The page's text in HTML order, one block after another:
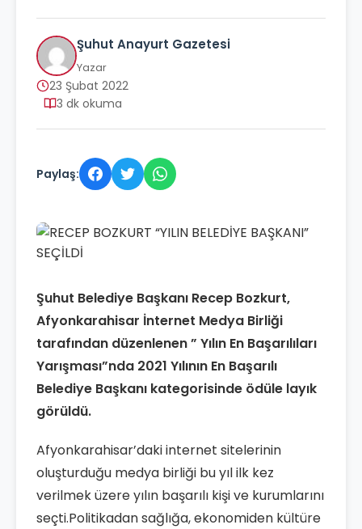
Şuhut Anayurt Gazetesi
Yazar
23 Şubat 2022
3 dk okuma
Paylaş:
Şuhut Belediye Başkanı Recep Bozkurt,
Afyonkarahisar İnternet Medya Birliği
tarafından düzenlenen ” Yılın En Başarılıları
Yarışması”nda 2021 Yılının En Başarılı
Belediye Başkanı kategorisinde ödüle layık
görüldü.
Afyonkarahisar’daki internet sitelerinin
oluşturduğu medya birliği bu yıl ilk kez
verilmek üzere yılın başarılı kişi ve kurumlarını
seçti.Politikadan sağlığa, ekonomiden kültüre